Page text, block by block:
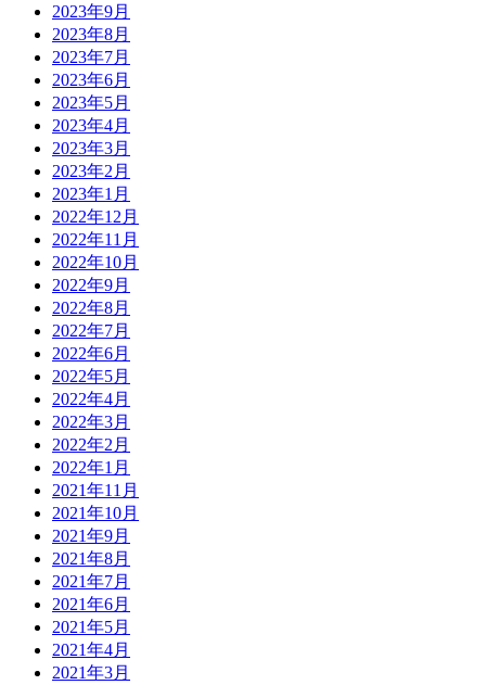
2023年9月
2023年8月
2023年7月
2023年6月
2023年5月
2023年4月
2023年3月
2023年2月
2023年1月
2022年12月
2022年11月
2022年10月
2022年9月
2022年8月
2022年7月
2022年6月
2022年5月
2022年4月
2022年3月
2022年2月
2022年1月
2021年11月
2021年10月
2021年9月
2021年8月
2021年7月
2021年6月
2021年5月
2021年4月
2021年3月